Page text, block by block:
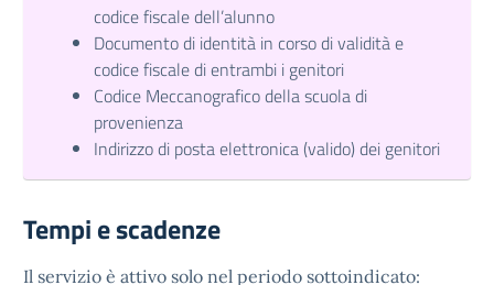
codice fiscale dell’alunno
Documento di identità in corso di validità e
codice fiscale di entrambi i genitori
Codice Meccanografico della scuola di
provenienza
Indirizzo di posta elettronica (valido) dei genitori
Tempi e scadenze
Il servizio è attivo solo nel periodo sottoindicato: